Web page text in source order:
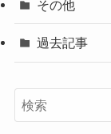
その他
過去記事